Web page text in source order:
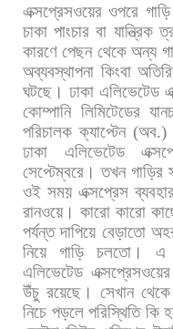
এক্সপ্রেসওয়ের ওপরে গাড়ি
চাকা পাংচার বা যান্ত্রিক
কারণে পেছন থেকে অন্য
অব্যবস্থাপনা কিংবা
ঘটছে। ঢাকা এলিভেটেড
কোম্পানি লিমিটেডের
পরিচালক ক্যাপ্টেন(অব.)
ঢাকা
এলিভেটেড
সেপ্টেম্বরে। তখন গাড়ির
ওই সময় এক্সপ্রেস
রানওয়ে। কারো কারো
পর্যন্ত দাপিয়ে বেড়াতো
নিয়ে
গাড়ি চলতো। এ
এলিভেটেড এক্সপ্রেসওয়ের
উঁচু রয়েছে। সেখান থেকে
নিচে পড়লে পরিস্থিতি কি